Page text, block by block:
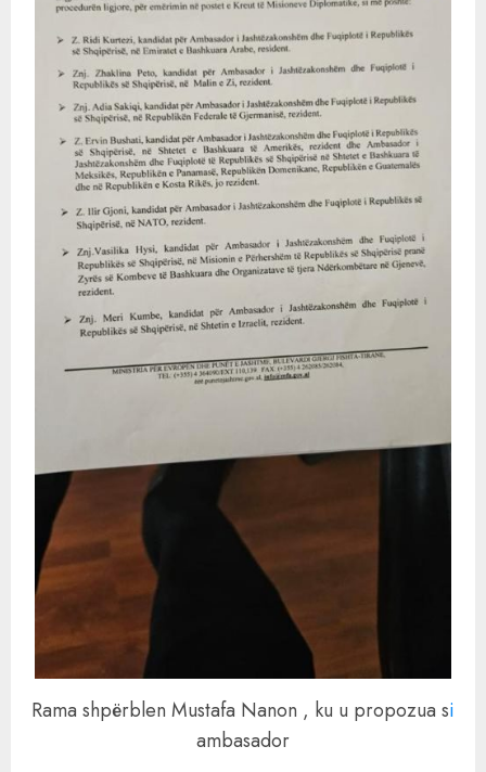
Rama shpërblen Mustafa Nanon , ku u propozua si
ambasador